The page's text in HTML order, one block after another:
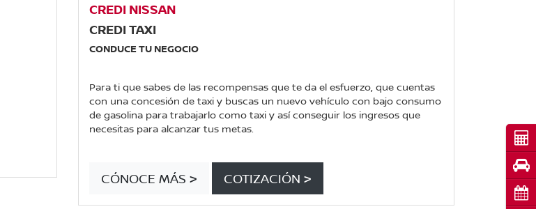
CREDI NISSAN
CREDI TAXI
CONDUCE TU NEGOCIO
Para ti que sabes de las recompensas que te da el esfuerzo, que cuentas
con una concesión de taxi y buscas un nuevo vehículo con bajo consumo
de gasolina para trabajarlo como taxi y así conseguir los ingresos que
necesitas para alcanzar tus metas.
CÓNOCE MÁS > COTIZACIÓN >